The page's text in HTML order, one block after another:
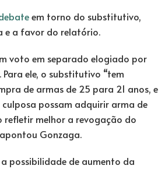
em torno do substitutivo,
e a favor do relatório.
voto em separado elogiado por
ele, o substitutivo “tem
de armas de 25 para 21 anos, e
possam adquirir arma de
refletir melhor a revogação do
Gonzaga.
possibilidade de aumento da